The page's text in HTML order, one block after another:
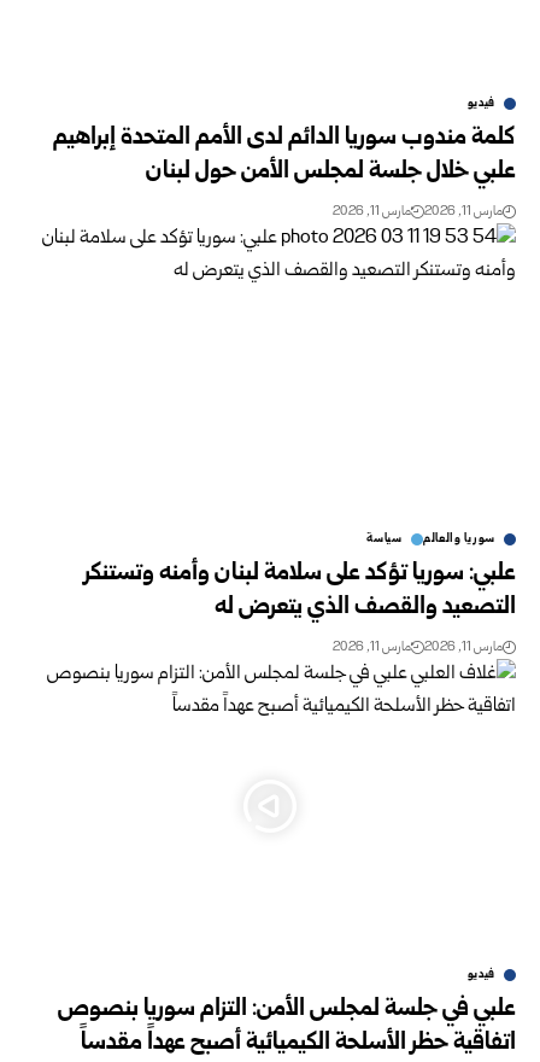
فيديو
كلمة مندوب سوريا الدائم لدى الأمم المتحدة إبراهيم
علبي خلال جلسة لمجلس الأمن حول لبنان
مارس 11, 2026 مارس 11, 2026
سوريا والعالم سياسة
علبي: سوريا تؤكد على سلامة لبنان وأمنه وتستنكر
التصعيد والقصف الذي يتعرض له
مارس 11, 2026 مارس 11, 2026
فيديو
علبي في جلسة لمجلس الأمن: التزام سوريا بنصوص
اتفاقية حظر الأسلحة الكيميائية أصبح عهداً مقدساً